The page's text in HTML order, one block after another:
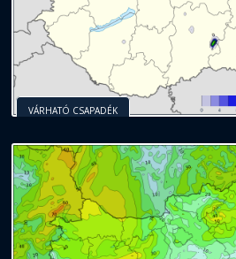
VÁRHATÓ CSAPADÉK